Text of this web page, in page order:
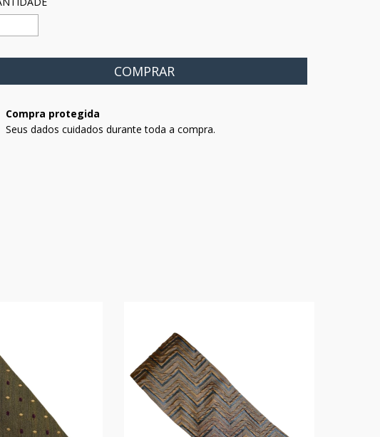
Compra protegida
Seus dados cuidados durante toda a compra.